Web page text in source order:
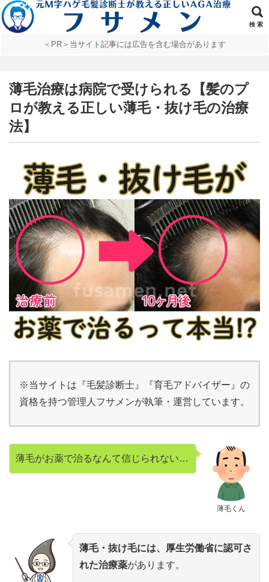
検 索
＜PR＞当サイト記事には広告を含む場合があります
薄毛治療は病院で受けられる【髪のプ
ロが教える正しい薄毛・抜け毛の治療
法】
※当サイトは『毛髪診断士』『育毛アドバイザー』の
資格を持つ管理人フサメンが執筆・運営しています。
薄毛くん
薄毛がお薬で治るなんて信じられない…
薄毛・抜け毛には、厚生労働省に認可さ
れた治療薬があります。